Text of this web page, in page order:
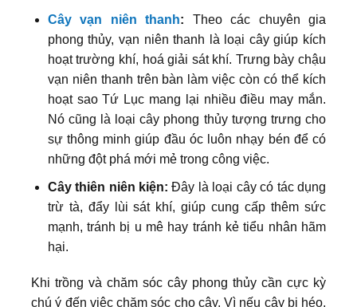
Cây vạn niên thanh: Theo các chuyên gia
phong thủy, vạn niên thanh là loại cây giúp kích
hoạt trường khí, hoá giải sát khí. Trưng bày chậu
vạn niên thanh trên bàn làm việc còn có thể kích
hoạt sao Tứ Lục mang lại nhiều điều may mắn.
Nó cũng là loại cây phong thủy tượng trưng cho
sự thông minh giúp đầu óc luôn nhạy bén để có
những đột phá mới mẻ trong công việc.
Cây thiên niên kiện: Đây là loại cây có tác dụng
trừ tà, đẩy lùi sát khí, giúp cung cấp thêm sức
mạnh, tránh bị u mê hay tránh kẻ tiểu nhân hãm
hại.
Khi trồng và chăm sóc cây phong thủy cần cực kỳ
chú ý đến việc chăm sóc cho cây. Vì nếu cây bị héo,